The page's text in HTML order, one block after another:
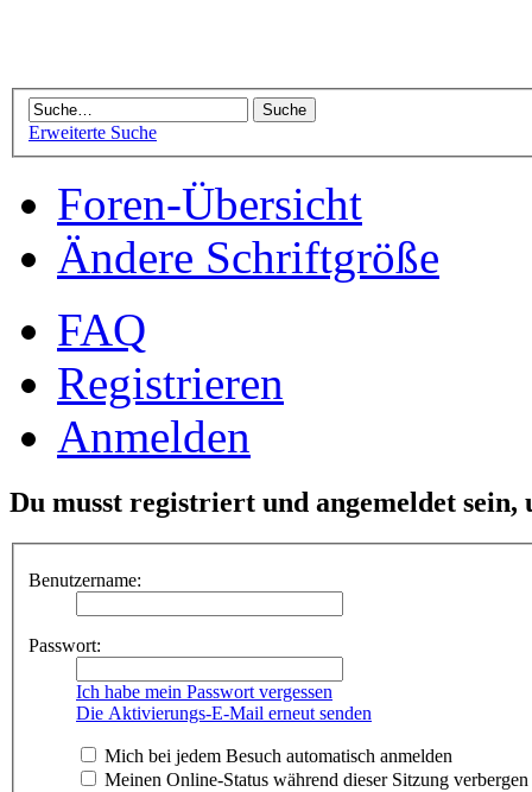
Erweiterte Suche
Foren-Übersicht
Ändere Schriftgröße
FAQ
Registrieren
Anmelden
Du musst registriert und angemeldet sein,
Benutzername:
Passwort:
Ich habe mein Passwort vergessen
Die Aktivierungs-E-Mail erneut senden
Mich bei jedem Besuch automatisch anmelden
Meinen Online-Status während dieser Sitzung verbergen